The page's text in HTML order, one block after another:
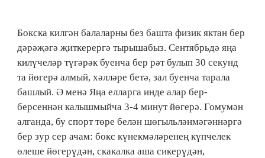
Бокска килгән балаларны без башта физик яктан бер
дәрәҗәгә җиткерергә тырышабыз. Сентябрьдә яңа
килүчеләр түгәрәк буенча бер рәт булып 30 секунд
та йөгерә алмый, хәлләре бетә, зал буенча тарала
башлый. Ә менә Яңа елларга инде алар бер-
берсеннән калышмыйча 3-4 минут йөгерә. Гомумән
алганда, бу спорт төре белән шөгыльләнмәгәннәргә
бер зур сер ачам: бокс күнекмәләренең күпчелек
өлеше йөгерүдән, скакалка аша сикерүдән,